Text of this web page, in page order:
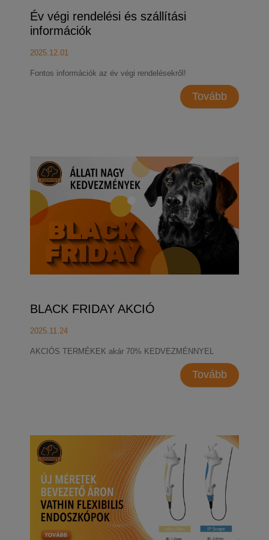
Év végi rendelési és szállítási
információk
2025.12.01
Fontos információk az év végi rendelésekről!
Tovább
BLACK FRIDAY AKCIÓ
2025.11.24
AKCIÓS TERMÉKEK akár 70% KEDVEZMÉNNYEL
Tovább